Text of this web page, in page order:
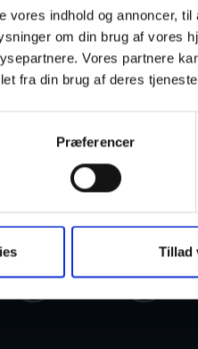
vores indhold og annoncer,
om din brug af vores
Vores partnere
fra din brug af deres
Præferencer
Tillad
unge